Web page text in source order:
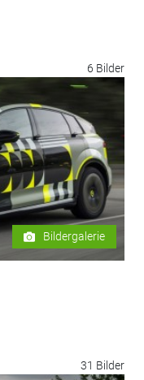
6 Bilder
Bildergalerie
31 Bilder